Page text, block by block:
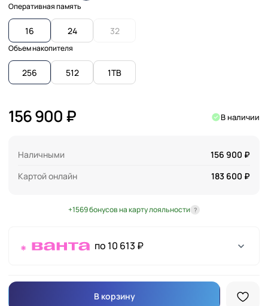
Оперативная память
16 24 32
Объем накопителя
256 512 1TB
156 900 ₽ В наличии
Наличными
156 900 ₽
Картой онлайн
183 600 ₽
+1569 бонусов на карту лояльности ?
по 10 613 ₽
В корзину